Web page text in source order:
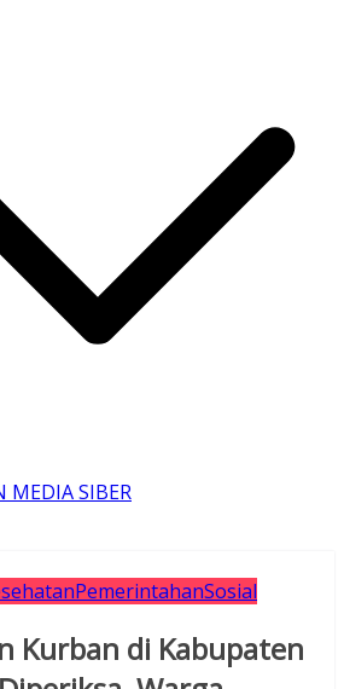
MEDIA SIBER
PemerintahanSosial
Kurban di Kabupaten